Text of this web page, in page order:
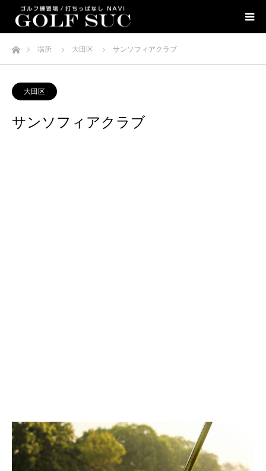
ホーム場所 大田区 サンソフィアクラブ
大田区
サンソフィアクラブ